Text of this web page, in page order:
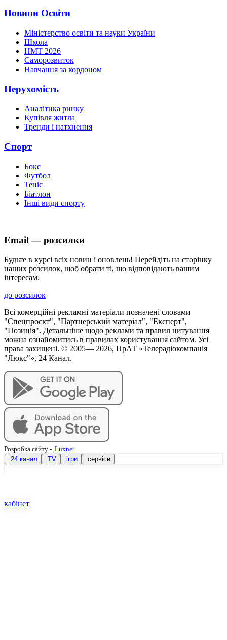
Новини Освіти
Міністерство освіти та науки України
Школа
НМТ 2026
Саморозвиток
Навчання за кордоном
Нерухомість
Аналітика ринку
Купівля житла
Тренди і натхнення
Спорт
Бокс
Футбол
Теніс
Біатлон
Інші види спорту
Email — розсилки
Будьте в курсі всіх новин і оновлень! Перейдіть на сторінку
наших розсилок, щоб обрати ті, що відповідають вашим
інтересам.
до розсилок
Всі комерційні рекламні матеріали позначені словами
"Спецпроєкт", "Партнерський матеріал", "Експерт",
"Позиція". Детальніше щодо реклами та правил цитування
можна ознайомитись в правилах користування сайтом. Усі
права захищені. © 2005— 2026, ПрАТ «Телерадіокомпанія
"Люкс"», 24 Канал.
Розробка сайту - Luxnet
24 канал
TV ігри сервіси
кабінет